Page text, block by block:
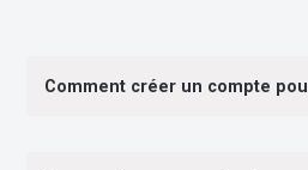
Comment créer un compte